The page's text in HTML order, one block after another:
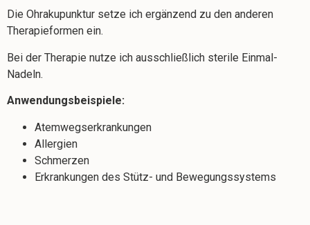
Die Ohrakupunktur setze ich ergänzend zu den anderen
Therapieformen ein.
Bei der Therapie nutze ich ausschließlich sterile Einmal-
Nadeln.
Anwendungsbeispiele:
Atemwegserkrankungen
Allergien
Schmerzen
Erkrankungen des Stütz- und Bewegungssystems